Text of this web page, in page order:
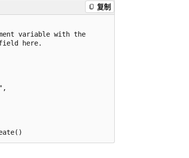
复制
variable with the
here.